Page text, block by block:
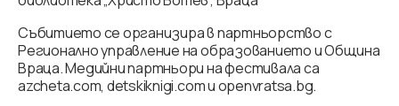
Събитието се организира в партньорство с
Регионално управление на образованието и Община
Враца. Медийни партньори на фестивала са
azcheta.com, detskiknigi.com и openvratsa.bg.